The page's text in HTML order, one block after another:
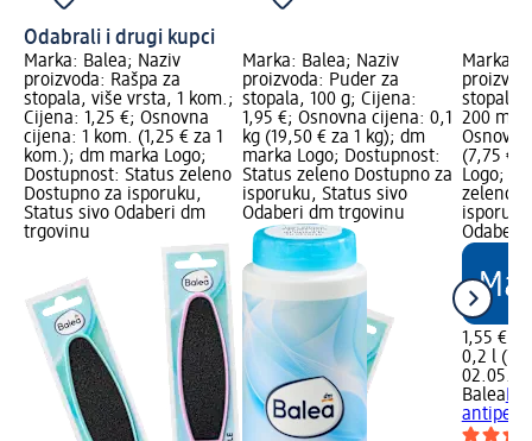
Odabrali i drugi kupci
Marka: Balea; Naziv
proizvoda: Rašpa za
stopala, više vrsta, 1 kom.;
Cijena: 1,25 €; Osnovna
cijena: 1 kom. (1,25 € za 1
kom.); dm marka Logo;
Dostupnost: Status zeleno
Dostupno za isporuku,
Status sivo Odaberi dm
trgovinu
Marka: Balea; Naziv
proizvoda: Puder za
stopala, 100 g; Cijena:
1,95 €; Osnovna cijena: 0,1
kg (19,50 € za 1 kg); dm
marka Logo; Dostupnost:
Status zeleno Dostupno za
isporuku, Status sivo
Odaberi dm trgovinu
Marka:
stopala
200 ml;
(7,75 €
Logo;
zeleno
Odaberi
1,55 €
0,2 l
Balea